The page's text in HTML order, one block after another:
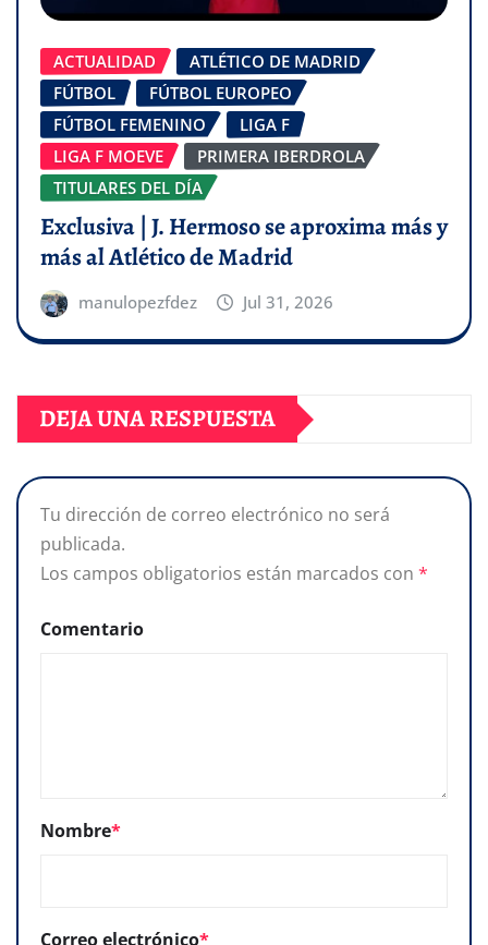
ACTUALIDAD
ATLÉTICO DE MADRID
FÚTBOL
FÚTBOL EUROPEO
FÚTBOL FEMENINO
LIGA F
LIGA F MOEVE
PRIMERA IBERDROLA
TITULARES DEL DÍA
Exclusiva | J. Hermoso se aproxima más y
más al Atlético de Madrid
manulopezfdez Jul 31, 2026
DEJA UNA RESPUESTA
Tu dirección de correo electrónico no será
publicada.
Los campos obligatorios están marcados con *
Comentario
Nombre*
Correo electrónico*